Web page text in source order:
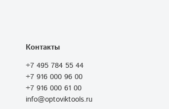
Контакты
+7 495 784 55 44
+7 916 000 96 00
+7 916 000 61 00
info@optoviktools.ru